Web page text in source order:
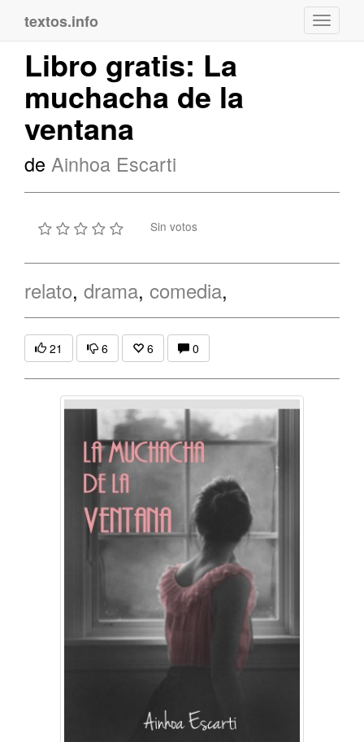
textos.info
Libro gratis: La
muchacha de la
ventana
de Ainhoa Escarti
Sin votos
relato, drama, comedia,
21 6 6 0